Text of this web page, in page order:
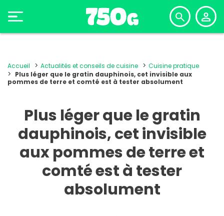
Accueil Actualités et conseils de cuisine
Cuisine pratique
Plus léger que le gratin dauphinois, cet invisible aux
pommes de terre et comté est à tester absolument
Plus léger que le gratin
dauphinois, cet invisible
aux pommes de terre et
comté est à tester
absolument